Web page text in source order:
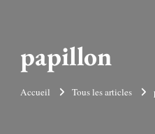
papillon
Accueil Tous les articles